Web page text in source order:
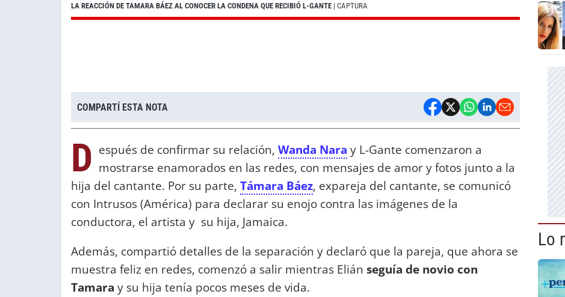
LA REACCIÓN DE TAMARA BÁEZ AL CONOCER LA CONDENA QUE RECIBIÓ L-GANTE | CAPTURA
COMPARTÍ ESTA NOTA
D espués de confirmar su relación, Wanda Nara y L-Gante comenzaron a
mostrarse enamorados en las redes, con mensajes de amor y fotos junto a la
hija del cantante. Por su parte, Támara Báez, expareja del cantante, se comunicó
con Intrusos (América) para declarar su enojo contra las imágenes de la
conductora, el artista y su hija, Jamaica.
Además, compartió detalles de la separación y declaró que la pareja, que ahora se
muestra feliz en redes, comenzó a salir mientras Elián seguía de novio con
Tamara y su hija tenía pocos meses de vida.
Lo